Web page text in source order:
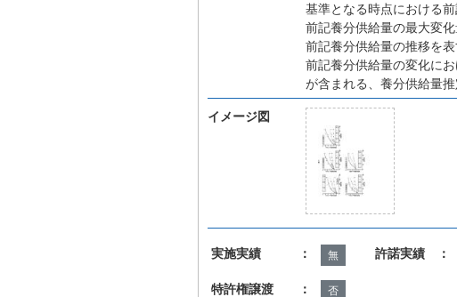
基準となる時点における
前記養分供給量の最大変
前記養分供給量の推移を
前記養分供給量の変化に
が含まれる、養分供給量推
イメージ図
実施実績 ： 無 許諾実績 ：
特許権譲渡 ： 否